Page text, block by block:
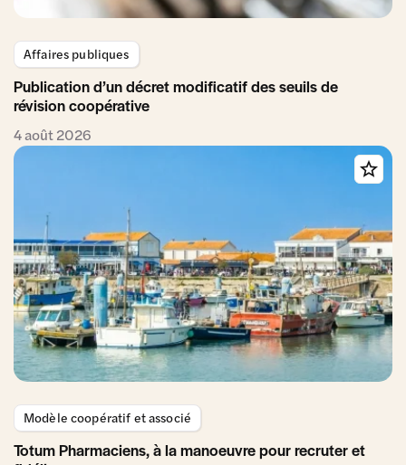
Affaires publiques
Publication d’un décret modificatif des seuils de
révision coopérative
4 août 2026
Modèle coopératif et associé
Totum Pharmaciens, à la manoeuvre pour recruter et